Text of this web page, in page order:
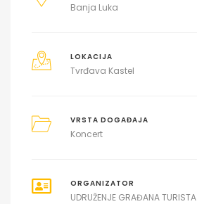
Banja Luka
LOKACIJA
Tvrđava Kastel
VRSTA DOGAĐAJA
Koncert
ORGANIZATOR
UDRUŽENJE GRAĐANA TURISTA